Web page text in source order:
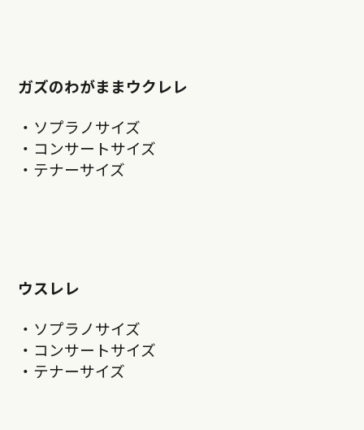
ガズのわがままウクレレ
・ソプラノサイズ
・コンサートサイズ
・テナーサイズ
ウスレレ
・ソプラノサイズ
・コンサートサイズ
・テナーサイズ